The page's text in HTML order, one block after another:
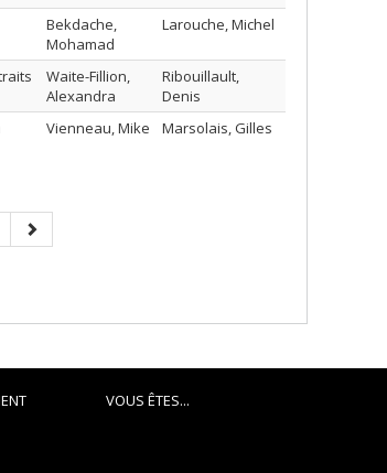
Bekdache,
Mohamad
Larouche, Michel
Waite-Fillion,
Alexandra
Ribouillault,
Denis
Vienneau, Mike Marsolais, Gilles
Page
suivante
VOUS ÊTES...